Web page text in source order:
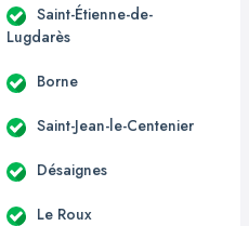
Saint-Étienne-de-
Lugdarès
Borne
Saint-Jean-le-Centenier
Désaignes
Le Roux